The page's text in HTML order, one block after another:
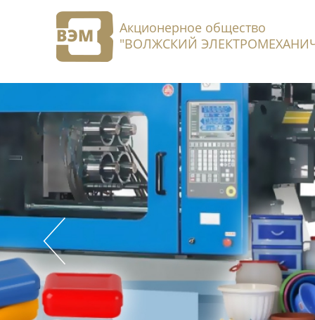
Акционерное общество
"ВОЛЖСКИЙ